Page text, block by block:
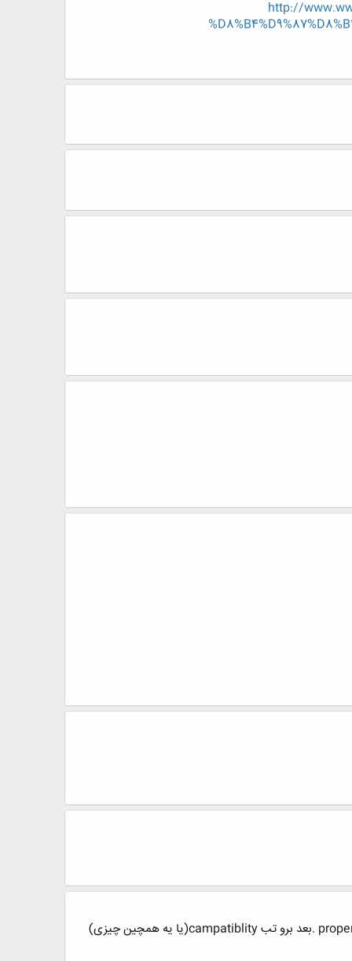
http://
اصلا نیازی نیست ویندوز پروفشنال باشه تو هوم هم میشه این کار رو انجام داد. روی آیکن winqsb کلیک کن. بعد برو properties .بعد برو تب campatiblity(یا یه همچین چیزی)